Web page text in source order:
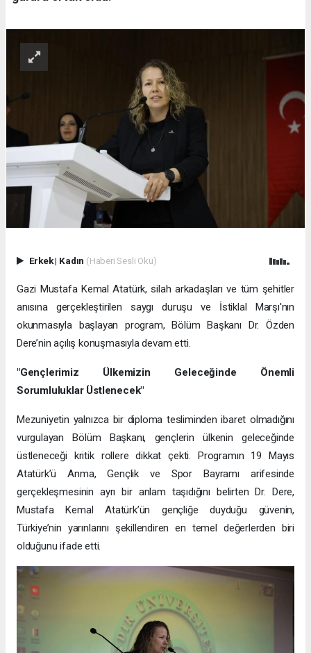
Erkek| Kadın (Haberi Sesli Oku)
Gazi Mustafa Kemal Atatürk, silah arkadaşları ve tüm şehitler
anısına gerçekleştirilen saygı duruşu ve İstiklal Marşı'nın
okunmasıyla başlayan program, Bölüm Başkanı Dr. Özden
Dere’nin açılış konuşmasıyla devam etti.
"Gençlerimiz Ülkemizin Geleceğinde Önemli
Sorumluluklar Üstlenecek"
Mezuniyetin yalnızca bir diploma tesliminden ibaret olmadığını
vurgulayan Bölüm Başkanı, gençlerin ülkenin geleceğinde
üstleneceği kritik rollere dikkat çekti. Programın 19 Mayıs
Atatürk’ü Anma, Gençlik ve Spor Bayramı arifesinde
gerçekleşmesinin ayrı bir anlam taşıdığını belirten Dr. Dere,
Mustafa Kemal Atatürk’ün gençliğe duyduğu güvenin,
Türkiye’nin yarınlarını şekillendiren en temel değerlerden biri
olduğunu ifade etti.